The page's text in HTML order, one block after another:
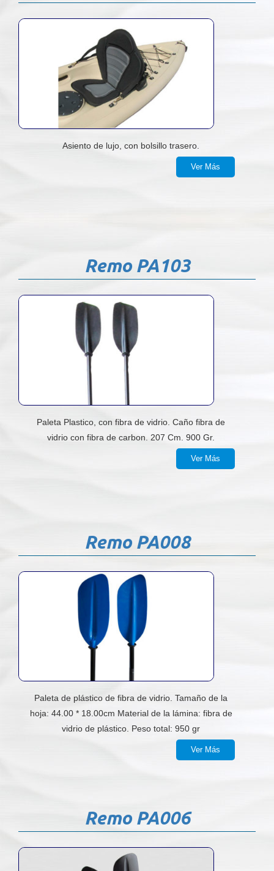
Asiento de lujo, con bolsillo trasero.
Ver Más
Remo PA103
Paleta Plastico, con fibra de vidrio. Caño fibra de
vidrio con fibra de carbon. 207 Cm. 900 Gr.
Ver Más
Remo PA008
Paleta de plástico de fibra de vidrio. Tamaño de la
hoja: 44.00 * 18.00cm Material de la lámina: fibra de
vidrio de plástico. Peso total: 950 gr
Ver Más
Remo PA006